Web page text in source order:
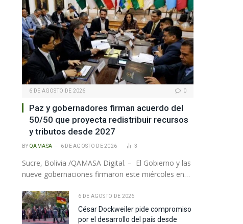
6 DE AGOSTO DE 2026 0
Paz y gobernadores firman acuerdo del
50/50 que proyecta redistribuir recursos
y tributos desde 2027
BY QAMASA 6 DE AGOSTO DE 2026 3
Sucre, Bolivia /QAMASA Digital. – El Gobierno y las
nueve gobernaciones firmaron este miércoles en…
6 DE AGOSTO DE 2026
César Dockweiler pide compromiso
por el desarrollo del país desde